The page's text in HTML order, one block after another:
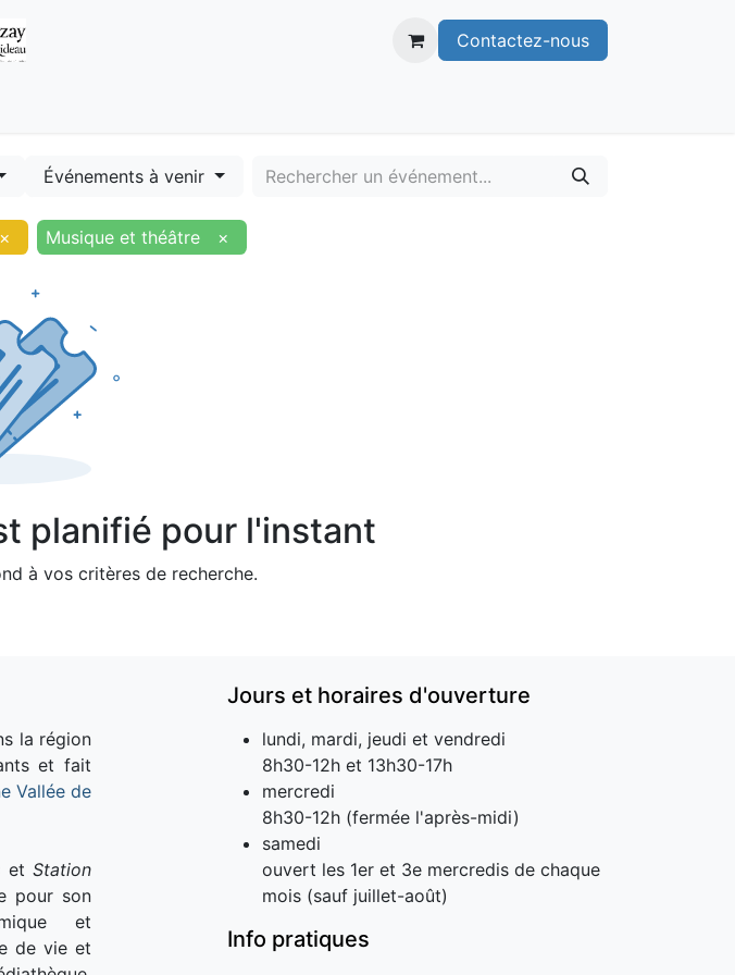
Contactez-nous
Événements à venir
× Musique et théâtre ×
planifié pour l'instant
à vos critères de recherche.
la région
et fait
Vallée de
et Station
pour son
et
de vie et
Jours et horaires d'ouverture
lundi, mardi, jeudi et vendredi
8h30-12h et 13h30-17h
mercredi
8h30-12h (fermée l'après-midi)
samedi
ouvert les 1er et 3e mercredis de chaque
mois (sauf juillet-août)
Info pratiques